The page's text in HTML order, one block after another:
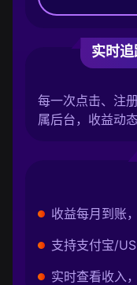
实时追
每一次点击、注
属后台，收益动
收益每月到账
支持支付宝/
实时查看收入